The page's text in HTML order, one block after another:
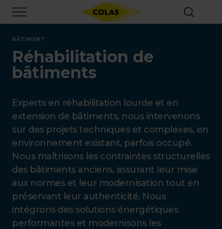
contenu
principal
BÂTIMENT
Réhabilitation de
bâtiments
Experts en réhabilitation lourde et en
extension de bâtiments, nous intervenons
sur des projets techniques et complexes, en
environnement existant, parfois occupé.
Nous maîtrisons les contraintes structurelles
des bâtiments anciens, assurant leur mise
aux normes et leur modernisation tout en
préservant leur authenticité. Nous
intégrons des solutions énergétiques
performantes et modernisons les